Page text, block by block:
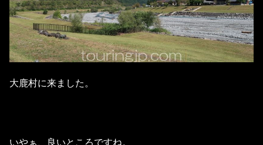
大鹿村に来ました。
いやぁ、良いところですね。